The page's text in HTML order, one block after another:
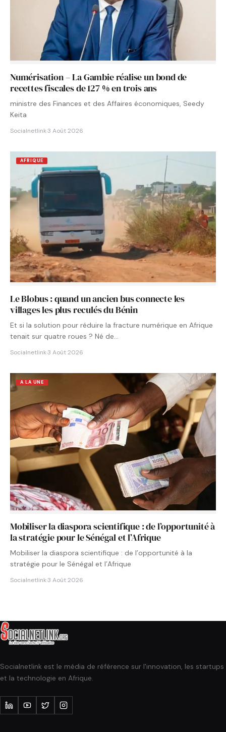
Numérisation – La Gambie réalise un bond de
recettes fiscales de 127 % en trois ans
ministre des Finances et des Affaires économiques, Seedy
Keita
Socialnetlink·3 Août 2026
AFRIQUE
Le Blobus : quand un ancien bus connecte les
villages les plus reculés du Bénin
Et si la solution pour réduire la fracture numérique en Afrique
tenait sur quatre roues ? Né de…
Socialnetlink·3 Août 2026
A LA UNE
Mobiliser la diaspora scientifique : de l’opportunité à
la stratégie pour le Sénégal et l’Afrique
Mobiliser la diaspora scientifique : de l’opportunité à la
stratégie pour le Sénégal et l’Afrique
Socialnetlink·3 Août 2026
Socialnetlink est le média de référence sur l'innovation, les startups
et la technologie en Afrique.